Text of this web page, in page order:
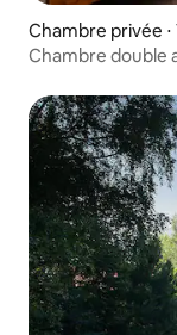
Chambre privée
Chambre double